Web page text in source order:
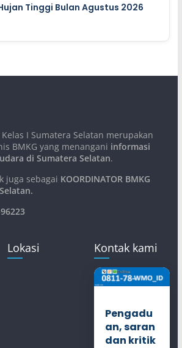
Tinggi Bulan Agustus 2026
I Sumatera Selatan merupakan
BMKG yang menangani informasi
di Sumatera Selatan.
juga sebagai KOORDINATOR BMKG
.
Lokasi Kontak kami
Pengadu
an, saran
dan kritik